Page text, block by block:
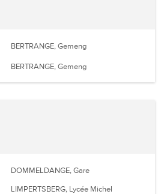
BERTRANGE, Gemeng
BERTRANGE, Gemeng
DOMMELDANGE, Gare
LIMPERTSBERG, Lycée Michel